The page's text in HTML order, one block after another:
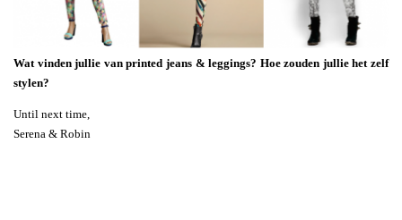
Wat vinden jullie van printed jeans & leggings? Hoe zouden jullie het zelf
stylen?
Until next time,
Serena & Robin